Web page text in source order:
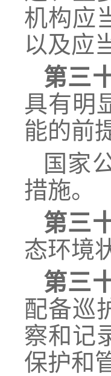
机构应
以及应
第三
具有明
能的前
国家
措施。
第三
态环境
第三
配备巡
察和记
保护和